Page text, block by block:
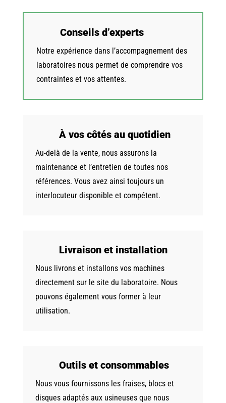
Conseils d’experts
Notre expérience dans l’accompagnement des
laboratoires nous permet de comprendre vos
contraintes et vos attentes.
À vos côtés au quotidien
Au-delà de la vente, nous assurons la
maintenance et l’entretien de toutes nos
références. Vous avez ainsi toujours un
interlocuteur disponible et compétent.
Livraison et installation
Nous livrons et installons vos machines
directement sur le site du laboratoire. Nous
pouvons également vous former à leur
utilisation.
Outils et consommables
Nous vous fournissons les fraises, blocs et
disques adaptés aux usineuses que nous